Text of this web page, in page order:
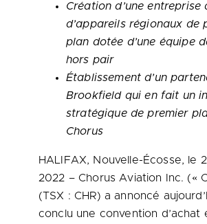
Créationd’une
d’appareils régionaux de
plan dotée d’une équipe
hors pair
Établissement d’un
Brookfield qui en fait un
stratégique de premier
Chorus
HALIFAX, Nouvelle-Écosse, le
2022 – Chorus Aviation Inc. («
(TSX : CHR) a annoncé
conclu une convention d’achat